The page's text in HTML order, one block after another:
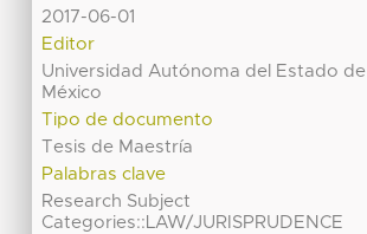
2017-06-01
Editor
Universidad Autónoma del Estado de
México
Tipo de documento
Tesis de Maestría
Palabras clave
Research Subject
Categories::LAW/JURISPRUDENCE